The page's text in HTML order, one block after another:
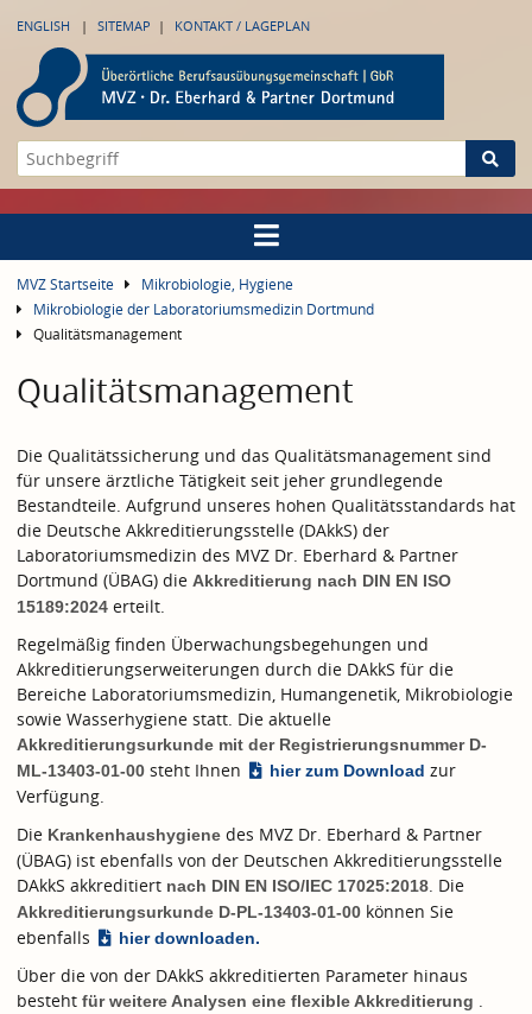
ENGLISH SITEMAP KONTAKT / LAGEPLAN
MVZ Startseite
Mikrobiologie, Hygiene
Mikrobiologie der Laboratoriumsmedizin Dortmund
Qualitätsmanagement
Qualitätsmanagement
Die Qualitätssicherung und das Qualitätsmanagement sind
für unsere ärztliche Tätigkeit seit jeher grundlegende
Bestandteile. Aufgrund unseres hohen Qualitätsstandards hat
die Deutsche Akkreditierungsstelle (DAkkS) der
Laboratoriumsmedizin des MVZ Dr. Eberhard & Partner
Dortmund (ÜBAG) die Akkreditierung nach DIN EN ISO
15189:2024 erteilt.
Regelmäßig finden Überwachungsbegehungen und
Akkreditierungserweiterungen durch die DAkkS für die
Bereiche Laboratoriumsmedizin, Humangenetik, Mikrobiologie
sowie Wasserhygiene statt. Die aktuelle
Akkreditierungsurkunde mit der Registrierungsnummer D-
ML-13403-01-00 steht Ihnen hier zum Download zur
Verfügung.
Die Krankenhaushygiene des MVZ Dr. Eberhard & Partner
(ÜBAG) ist ebenfalls von der Deutschen Akkreditierungsstelle
DAkkS akkreditiert nach DIN EN ISO/IEC 17025:2018 . Die
Akkreditierungsurkunde D-PL-13403-01-00 können Sie
ebenfalls
hier downloaden.
Über die von der DAkkS akkreditierten Parameter hinaus
besteht für weitere Analysen eine flexible Akkreditierung .